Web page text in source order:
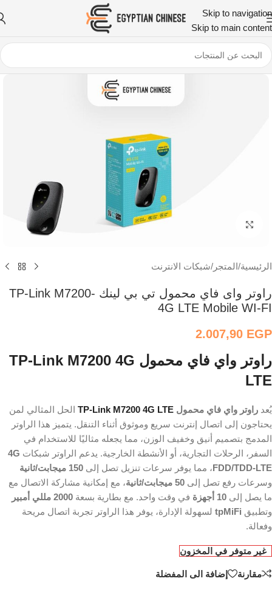
Skip to navigation
Skip to main content
الرئيسية/المتجر /شبكات الانترنت
راوتر واى فاي محمول تي بي لينك TP-Link M7200-
4G LTE Mobile WI-FI
2.007,90 EGP
راوتر واي فاي محمول TP-Link M7200 4G
LTE
يُعد راوتر واي فاي محمول TP-Link M7200 4G LTE الحل المثالي لمن
يحتاجون إلى اتصال إنترنت سريع وموثوق أثناء التنقل. يتميز هذا الراوتر
المدمج بتصميم أنيق وخفيف الوزن، مما يجعله مثاليًا للاستخدام في
السفر، الرحلات التجارية، أو الأنشطة الخارجية. يدعم الراوتر شبكات 4G
FDD/TDD-LTE، مما يوفر سرعات تنزيل تصل إلى 150 ميجابت/ثانية
وسرعات رفع تصل إلى 50 ميجابت/ثانية
، مع إمكانية مشاركة الاتصال مع
ما يصل إلى 10 أجهزة في وقت واحد. مع بطارية بسعة 2000 مللي أمبير
وتطبيق tpMiFi لسهولة الإدارة، يوفر هذا الراوتر تجربة اتصال مريحة
وفعالة.
غير متوفر في المخزون
مقارنة إضافة الى المفضلة